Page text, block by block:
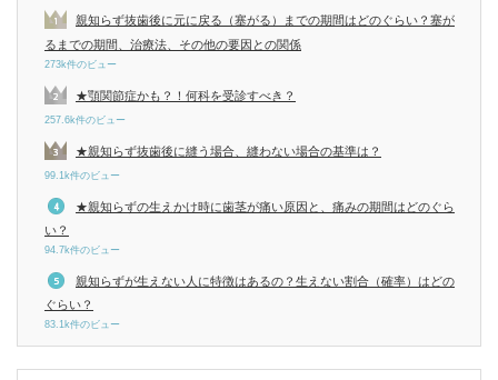
親知らず抜歯後に元に戻る（塞がる）までの期間はどのぐらい？塞が
るまでの期間、治療法、その他の要因との関係
273k件のビュー
★顎関節症かも？！何科を受診すべき？
257.6k件のビュー
★親知らず抜歯後に縫う場合、縫わない場合の基準は？
99.1k件のビュー
★親知らずの生えかけ時に歯茎が痛い原因と、痛みの期間はどのぐら
い？
94.7k件のビュー
親知らずが生えない人に特徴はあるの？生えない割合（確率）はどの
ぐらい？
83.1k件のビュー